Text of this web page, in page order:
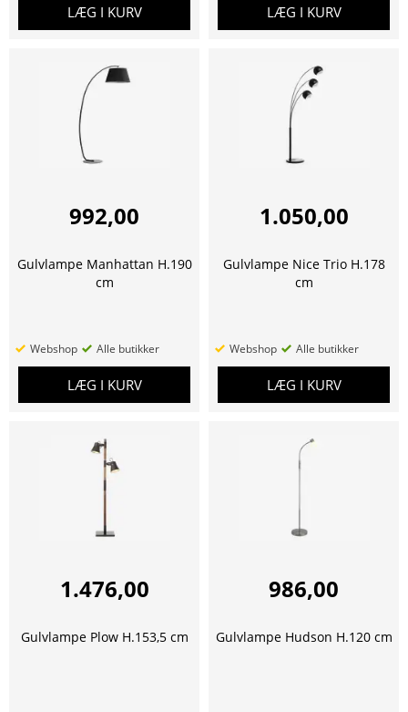
LÆG I KURV LÆG I KURV
992,00
Gulvlampe Manhattan H.190
cm
Webshop Alle butikker
LÆG I KURV
1.050,00
Gulvlampe Nice Trio H.178
cm
Webshop Alle butikker
LÆG I KURV
1.476,00
Gulvlampe Plow H.153,5 cm
986,00
Gulvlampe Hudson H.120 cm